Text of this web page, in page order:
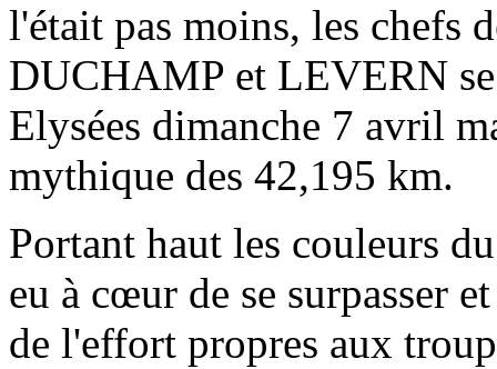
l'était pas moins, les
DUCHAMP et LEVERN se
Elysées dimanche 7 avril
mythique des 42,195 km.
Portant haut les couleurs
eu à cœur de se surpasser
de l'effort propres aux